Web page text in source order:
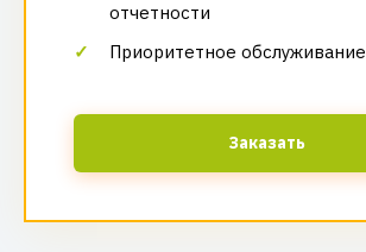
отчетности
Приоритетное обслуживание
Заказать